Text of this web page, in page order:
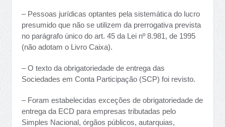
– Pessoas jurídicas optantes pela sistemática do lucro
presumido que não se utilizem da prerrogativa prevista
no parágrafo único do art. 45 da Lei nº 8.981, de 1995
(não adotam o Livro Caixa).
– O texto da obrigatoriedade de entrega das
Sociedades em Conta Participação (SCP) foi revisto.
– Foram estabelecidas exceções de obrigatoriedade de
entrega da ECD para empresas tributadas pelo
Simples Nacional, órgãos públicos, autarquias,